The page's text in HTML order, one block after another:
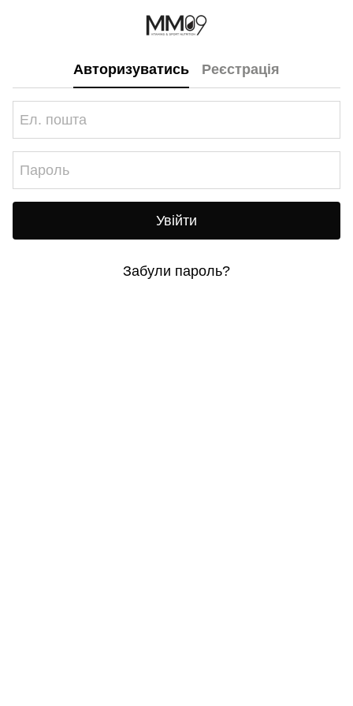
Авторизуватись Реєстрація
Увійти
Забули пароль?